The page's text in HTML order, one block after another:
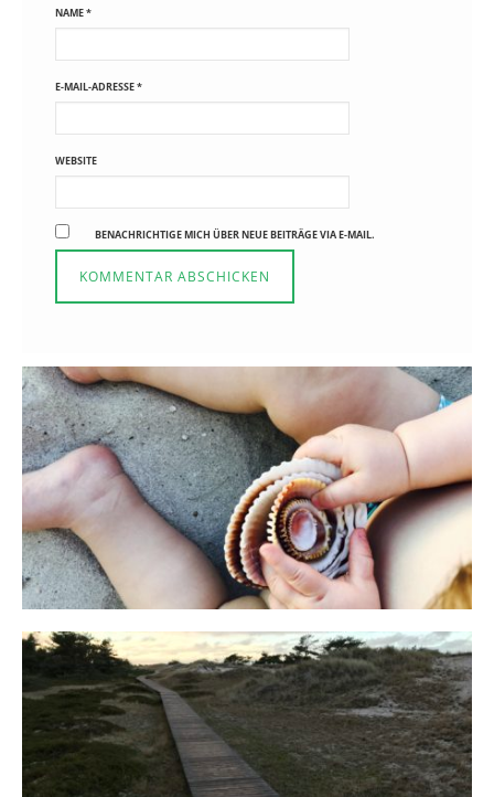
NAME*
E-MAIL-ADRESSE*
WEBSITE
BENACHRICHTIGE MICH ÜBER NEUE BEITRÄGE VIA E-MAIL.
Reisen in der Elternzeit
16. SEPTEMBER 2019
Fischland
12. FEBRUAR 2019